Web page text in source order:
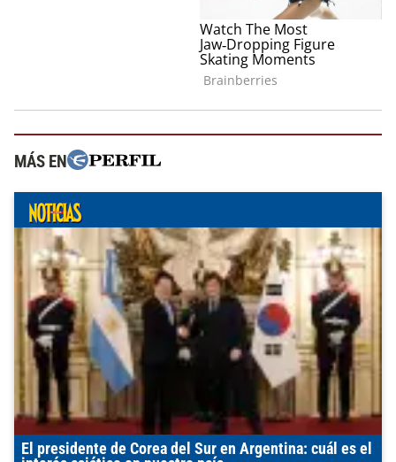
MÁS EN
El presidente de Corea del Sur en Argentina: cuál es el